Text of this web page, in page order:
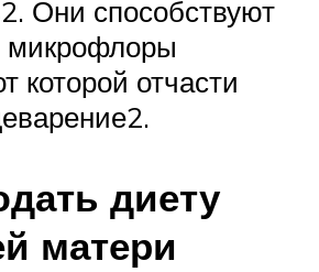
Они способствуют
которой отчасти
диету
матери